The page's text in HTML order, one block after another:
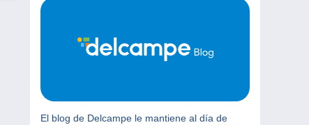
El blog de Delcampe le mantiene al día de